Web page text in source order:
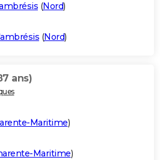
(Nord)
(Nord)
ans)
Maritime)
Maritime)